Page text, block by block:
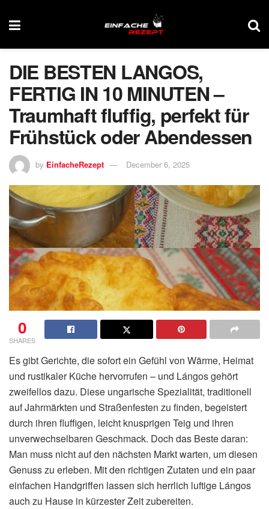
DIE BESTEN LANGOS,
FERTIG IN 10 MINUTEN –
Traumhaft fluffig, perfekt für
Frühstück oder Abendessen
by EinfacheRezept December 6, 2025
0
SHARES
Es gibt Gerichte, die sofort ein Gefühl von Wärme, Heimat
und rustikaler Küche hervorrufen – und Lángos gehört
zweifellos dazu. Diese ungarische Spezialität, traditionell
auf Jahrmärkten und Straßenfesten zu finden, begeistert
durch ihren fluffigen, leicht knusprigen Teig und ihren
unverwechselbaren Geschmack. Doch das Beste daran:
Man muss nicht auf den nächsten Markt warten, um diesen
Genuss zu erleben. Mit den richtigen Zutaten und ein paar
einfachen Handgriffen lassen sich herrlich luftige Lángos
auch zu Hause in kürzester Zeit zubereiten.